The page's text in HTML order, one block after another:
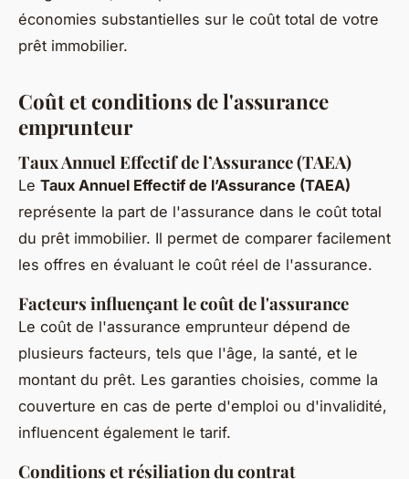
économies substantielles sur le coût total de votre
prêt immobilier.
Coût et conditions de l'assurance
emprunteur
Taux Annuel Effectif de l’Assurance (TAEA)
Le Taux Annuel Effectif de l’Assurance (TAEA)
représente la part de l'assurance dans le coût total
du prêt immobilier. Il permet de comparer facilement
les offres en évaluant le coût réel de l'assurance.
Facteurs influençant le coût de l'assurance
Le coût de l'assurance emprunteur dépend de
plusieurs facteurs, tels que l'âge, la santé, et le
montant du prêt. Les garanties choisies, comme la
couverture en cas de perte d'emploi ou d'invalidité,
influencent également le tarif.
Conditions et résiliation du contrat